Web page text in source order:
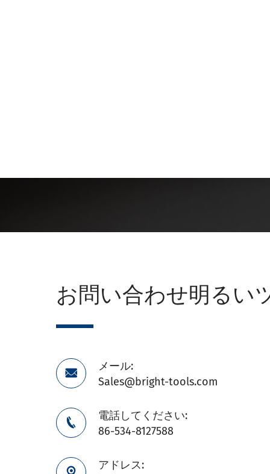
お問い合わせ明るい

メール:
Sales@bright-tools.com

電話してください:
86-534-8127588
アドレス: